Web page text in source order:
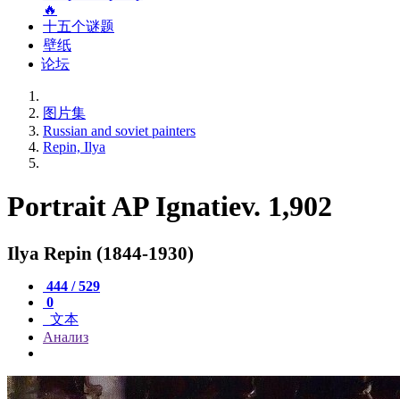
🔥
十五个谜题
壁纸
论坛
图片集
Russian and soviet painters
Repin, Ilya
Portrait AP Ignatiev. 1,902
Ilya Repin (1844-1930)
444 / 529
0
文本
Анализ